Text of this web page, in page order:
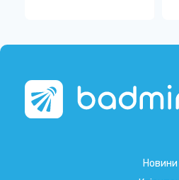
Новини